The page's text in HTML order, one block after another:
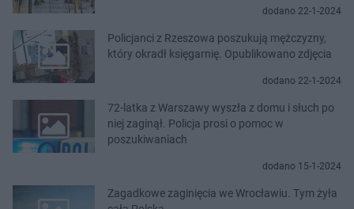
dodano 22-1-2024
Policjanci z Rzeszowa poszukują mężczyzny,
który okradł księgarnię. Opublikowano zdjęcia
dodano 22-1-2024
72-latka z Warszawy wyszła z domu i słuch po
niej zaginął. Policja prosi o pomoc w
poszukiwaniach
dodano 15-1-2024
Zagadkowe zaginięcia we Wrocławiu. Tym żyła